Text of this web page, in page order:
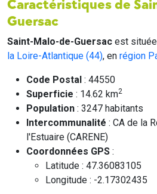
Caractéristiques de
Guersac
Saint-Malo-de-Guersac est
la Loire-Atlantique (44), en région
Code Postal : 44550
Superficie : 14.62 km2
Population : 3247 habitants
Intercommunalité : CA de la
l'Estuaire (CARENE)
Coordonnées GPS :
Latitude : 47.36083105
Longitude : -2.17302435